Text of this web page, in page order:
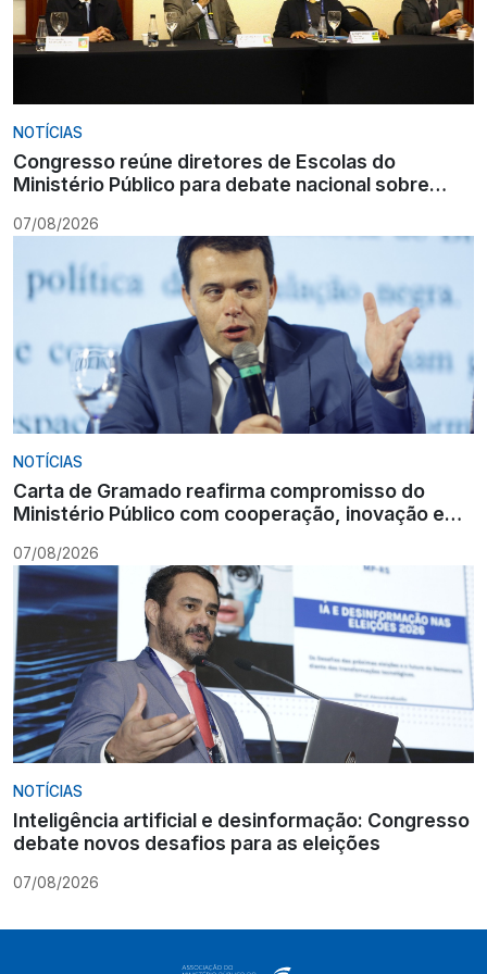
NOTÍCIAS
Congresso reúne diretores de Escolas do
Ministério Público para debate nacional sobre
07/08/2026
NOTÍCIAS
Carta de Gramado reafirma compromisso do
Ministério Público com cooperação, inovação e
07/08/2026
NOTÍCIAS
Inteligência artificial e desinformação: Congresso
debate novos desafios para as eleições
07/08/2026